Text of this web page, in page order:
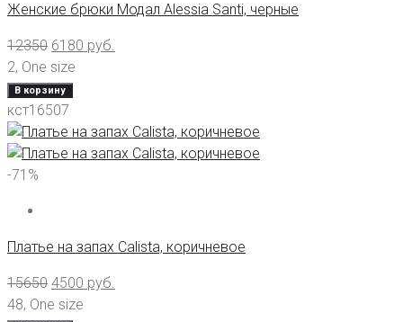
Женские брюки Модал Alessia Santi, черные
12350 6180 руб.
2, One size
В корзину
кст16507
-71%
Платье на запах Calista, коричневое
15650 4500 руб.
48, One size